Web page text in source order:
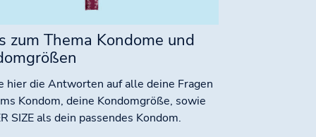
zum Thema Kondome und
hier die Antworten auf alle deine Fragen
Kondom, deine Kondomgröße, sowie
SIZE als dein passendes Kondom.